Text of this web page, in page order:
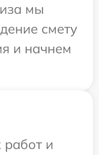
мы
смету
и начнем
и